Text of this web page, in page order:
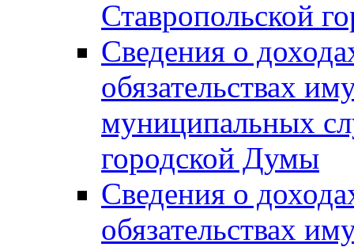
Ставропольской
Сведения о
обязательствах
муниципальных
городской Думы
Сведения о
обязательствах